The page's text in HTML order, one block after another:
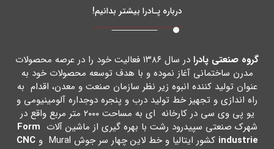
درباره پـادرا بیشتر بدانیم!
گروه صنعتی پادرا
در سال ۱۳۸۶ فعالیت خود را در عرصه محصولات
مدرن ساختمانی آغاز نموده و با هدف توسعه محصولات خود به
عنوان تولید کننده انبوه زیر نظر سازمان صنعت و معدن، اقدام به
راه اندازي و تجهیز خط تولید درب و پنجره دوجداره آلومینیومی و
یو پی وي سی در کارخانه اي به مساحت ۲۰۰۰ متر مربع واقع در
شهرك صنعتی سپیدرود رشت با بهره گیري از ماشین آلات Form
industrie کشور ایتالیا و خط لاین چهار سر جوش Mural و
CNC